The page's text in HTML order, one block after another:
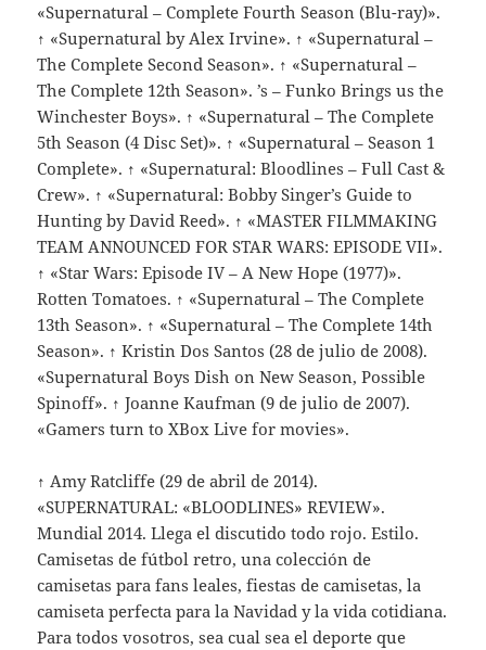
«Supernatural – Complete Fourth Season (Blu-ray)».
↑ «Supernatural by Alex Irvine». ↑ «Supernatural –
The Complete Second Season». ↑ «Supernatural –
The Complete 12th Season». ’s – Funko Brings us the
Winchester Boys». ↑ «Supernatural – The Complete
5th Season (4 Disc Set)». ↑ «Supernatural – Season 1
Complete». ↑ «Supernatural: Bloodlines – Full Cast &
Crew». ↑ «Supernatural: Bobby Singer’s Guide to
Hunting by David Reed». ↑ «MASTER FILMMAKING
TEAM ANNOUNCED FOR STAR WARS: EPISODE VII».
↑ «Star Wars: Episode IV – A New Hope (1977)».
Rotten Tomatoes. ↑ «Supernatural – The Complete
13th Season». ↑ «Supernatural – The Complete 14th
Season». ↑ Kristin Dos Santos (28 de julio de 2008).
«Supernatural Boys Dish on New Season, Possible
Spinoff». ↑ Joanne Kaufman (9 de julio de 2007).
«Gamers turn to XBox Live for movies».
↑ Amy Ratcliffe (29 de abril de 2014).
«SUPERNATURAL: «BLOODLINES» REVIEW».
Mundial 2014. Llega el discutido todo rojo. Estilo.
Camisetas de fútbol retro, una colección de
camisetas para fans leales, fiestas de camisetas, la
camiseta perfecta para la Navidad y la vida cotidiana.
Para todos vosotros, sea cual sea el deporte que